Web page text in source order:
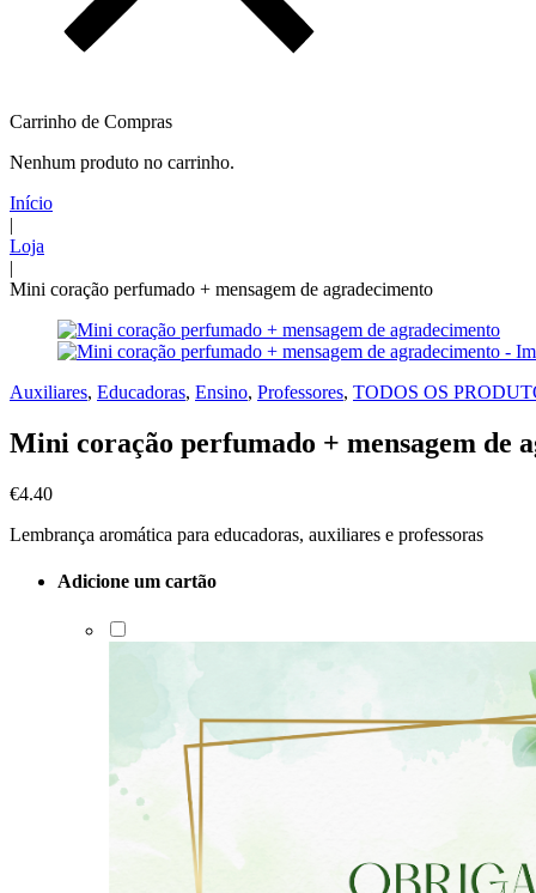
Carrinho de Compras
Nenhum produto no carrinho.
Início
|
Loja
|
Mini coração perfumado + mensagem de agradecimento
Auxiliares, Educadoras, Ensino, Professores, TODOS OS
Mini coração perfumado + mensagem de
€4.40
Lembrança aromática para educadoras, auxiliares e professoras
Adicione um cartão